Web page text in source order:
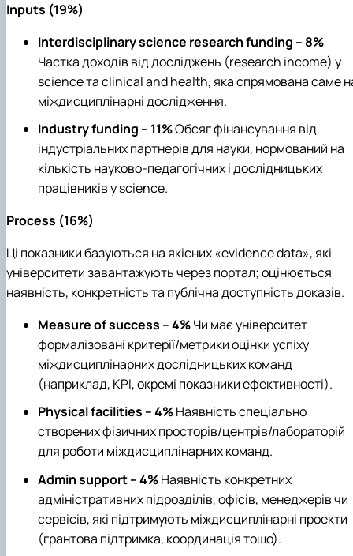
Inputs (19%)
Interdisciplinary science research funding – 8%
Частка доходів від досліджень (research income) у
science та clinical and health, яка спрямована саме
міждисциплінарні дослідження.
Industry funding – 11%Обсяг фінансування від
індустріальних партнерів для науки, нормований на
кількість науково‑педагогічних і дослідницьких
працівників у science.
Process (16%)
Ці показники базуються на якісних «evidence data», які
університети завантажують через портал; оцінюється
наявність, конкретність та публічна доступність доказів.
Measure of success – 4%Чи має університет
формалізовані критерії/метрики оцінки успіху
міждисциплінарних дослідницьких команд
(наприклад, KPI, окремі показники ефективності).
Physical facilities – 4%Наявність спеціально
створених фізичних просторів/центрів/лаборатоpій
для роботи міждисциплінарних команд.
Admin support – 4%Наявність конкретних
адміністративних підрозділів, офісів, менеджерів чи
сервісів, які підтримують міждисциплінарні проекти
(грантова підтримка, координація тощо).